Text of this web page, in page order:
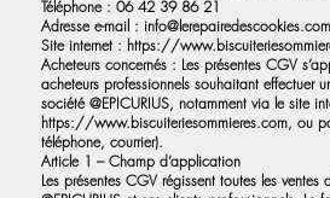
Téléphone : 06 42 39 86 21
Adresse e-mail : info@lerepairedescookies.com
Site internet : https://
Acheteurs concernés : Les présentes CGV
acheteurs professionnels souhaitant effectuer
société @EPICURIUS, notamment via le site
https://www.biscuiteriesommieres.com, ou
téléphone, courrier).
Article 1 – Champ d’application
Les présentes CGV régissent toutes les